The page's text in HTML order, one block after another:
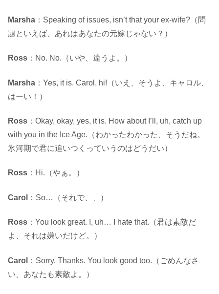
Marsha ：Speaking of issues, isn’t that your ex-wife?（問
題といえば、あれはあなたの元嫁じゃない？）
Ross ：No. No.（いや、違うよ。）
Marsha ：Yes, it is. Carol, hi!（いえ、そうよ、キャロル、
はーい！）
Ross ：Okay, okay, yes, it is. How about I’ll, uh, catch up
with you in the Ice Age.（わかったわかった、そうだね。
氷河期で君に追いつくっていうのはどうだい）
Ross ：Hi.（やぁ。）
Carol ：So…（それで、、）
Ross ：You look great. I, uh… I hate that.（君は素敵だ
よ、それは嫌いだけど。）
Carol
：Sorry. Thanks. You look good too.（ごめんなさ
い、あなたも素敵よ。）